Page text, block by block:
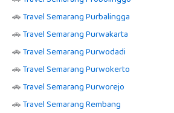
🚗Travel Semarang Purbalingga
🚗Travel Semarang Purwakarta
🚗Travel Semarang Purwodadi
🚗Travel Semarang Purwokerto
🚗Travel Semarang Purworejo
🚗Travel Semarang Rembang